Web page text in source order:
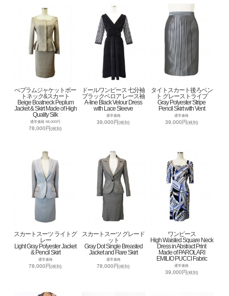
ぺプラムジャケットボー
トネック&スカート
Beige Boatneck Peplum
Jacket & Skirt Made of High
Quality Silk
通常価格 98,000円
78,000円(税別)
ドールワンピース 七分袖
ブラックベロア レース袖
A-line Black Velour Dress
with Lace Sleeve
通常価格
39,000円(税別)
タイトスカート後ろベン
ト グレーストライプ
Gray Polyester Stripe
Pencil Skirt with Vent
通常価格
39,000円(税別)
スカートスーツ ライトグ
レー
Light Gray Polyester Jacket
& Pencil Skirt
通常価格
78,000円(税別)
スカートスーツ グレード
ット
Gray Dot Single Breasted
Jacket and Flare Skirt
通常価格
78,000円(税別)
ワンピース
High Waisted Square Neck
Dress in Abstract Print
Made of PAROLARI
EMILIO PUCCI Fabric
通常価格
39,000円(税別)